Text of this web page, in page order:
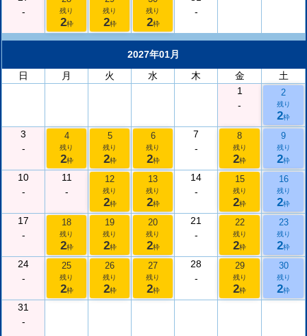
-
残り
2枠
残り
2枠
残り
2枠
-
2027年01月
日
月 火 水 木 金
土
1
-
2
残り
2枠
3
-
4
残り
2枠
5
残り
2枠
6
残り
2枠
7
-
8
残り
2枠
9
残り
2枠
10
-
11
-
12
残り
2枠
13
残り
2枠
14
-
15
残り
2枠
16
残り
2枠
17
-
18
残り
2枠
19
残り
2枠
20
残り
2枠
21
-
22
残り
2枠
23
残り
2枠
24
-
25
残り
2枠
26
残り
2枠
27
残り
2枠
28
-
29
残り
2枠
30
残り
2枠
31
-